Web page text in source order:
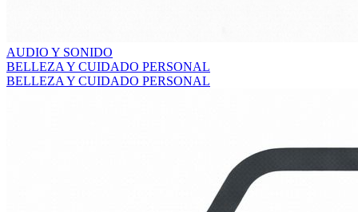
AUDIO Y SONIDO
BELLEZA Y CUIDADO PERSONAL
BELLEZA Y CUIDADO PERSONAL